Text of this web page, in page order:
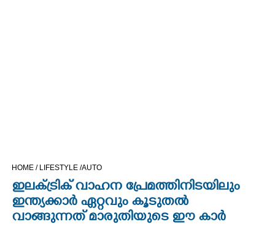
OPINION
HOME / LIFESTYLE /AUTO
ഇലക്ട്രിക് വാഹന പ്രേമത്തിനിടയിലും
ഇന്ത്യക്കാർ ഏറ്റവും കൂടുതൽ
വാങ്ങുന്നത് മാരുതിയുടെ ഈ കാർ